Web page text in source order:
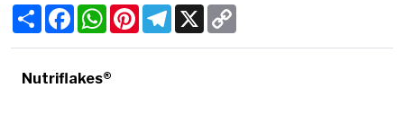
ShareFacebookWhatsApp
PinterestTelegram
X
Nutriflakes®